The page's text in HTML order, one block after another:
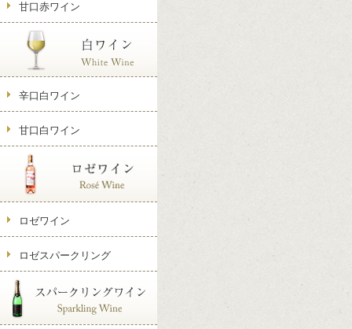
甘口赤ワイン
辛口白ワイン
甘口白ワイン
ロゼワイン
ロゼスパークリング